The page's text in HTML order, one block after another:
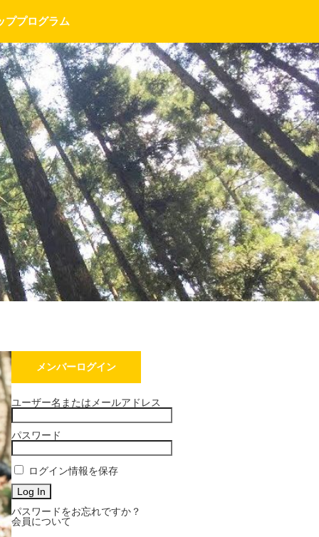
ププログラム
メンバーログイン
ユーザー名またはメールアドレス
パスワード
ログイン情報を保存
パスワードをお忘れですか？
会員について